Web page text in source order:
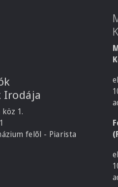
Irodája
1.
felől - Piarista